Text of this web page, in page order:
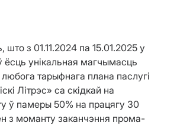
з 01.11.2024 па 15.01.2025 у
ёсць унікальная магчымасць
тарыфнага плана паслугі
Літрэс» са скідкай на
ў памеры 50% на працягу 30
з моманту заканчэння прома-